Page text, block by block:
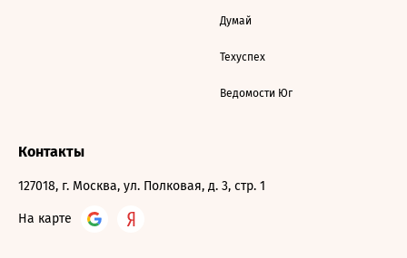
Думай
Техуспех
Ведомости Юг
Контакты
127018, г. Москва, ул. Полковая, д. 3, стр. 1
На карте